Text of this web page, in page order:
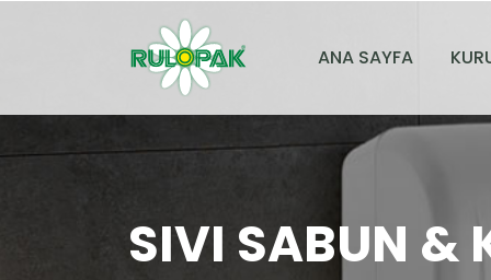
ANA SAYFA
SIVI SABUN &